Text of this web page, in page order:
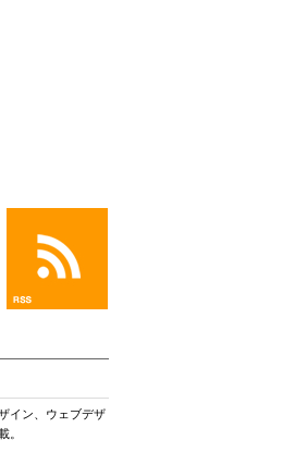
イン、ウェブデザ
。